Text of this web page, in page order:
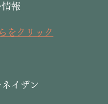
報
をクリック
イザン